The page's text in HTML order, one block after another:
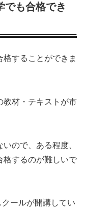
でも合格でき
することができま
教材・テキストが市
ので、ある程度、
格するのが難しいで
ールが開講してい